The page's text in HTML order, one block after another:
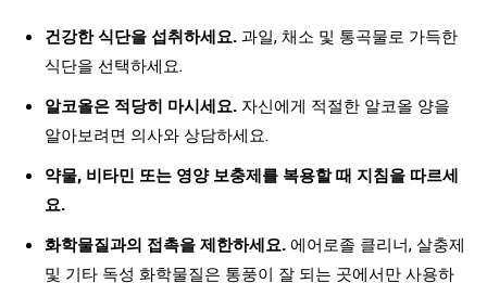
건강한 식단을 섭취하세요. 과일, 채소 및 통곡물로 가득한
식단을 선택하세요.
알코올은 적당히 마시세요. 자신에게 적절한 알코올 양을
알아보려면 의사와 상담하세요.
약물, 비타민 또는 영양 보충제를 복용할 때 지침을 따르세
요.
화학물질과의 접촉을 제한하세요. 에어로졸 클리너, 살충제
및 기타 독성 화학물질은 통풍이 잘 되는 곳에서만 사용하